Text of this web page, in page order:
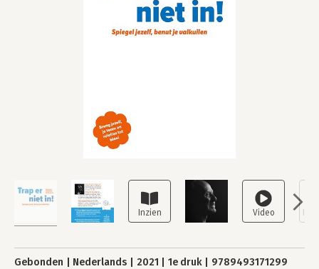
Gebonden Nederlands 2021 1e druk 9789493171299